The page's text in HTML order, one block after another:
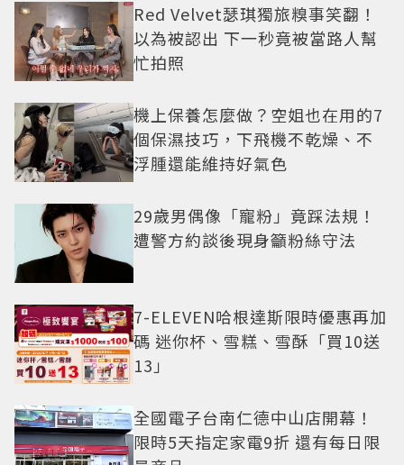
Red Velvet瑟琪獨旅糗事笑翻！
以為被認出 下一秒竟被當路人幫
忙拍照
機上保養怎麼做？空姐也在用的7
個保濕技巧，下飛機不乾燥、不
浮腫還能維持好氣色
29歲男偶像「寵粉」竟踩法規！
遭警方約談後現身籲粉絲守法
7-ELEVEN哈根達斯限時優惠再加
碼 迷你杯、雪糕、雪酥「買10送
13」
全國電子台南仁德中山店開幕！
限時5天指定家電9折 還有每日限